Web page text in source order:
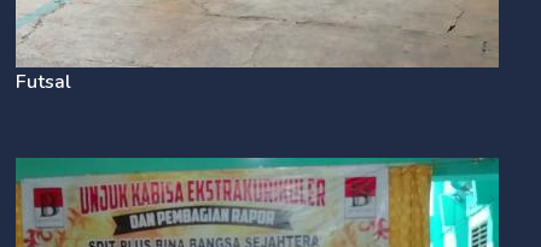
Futsal